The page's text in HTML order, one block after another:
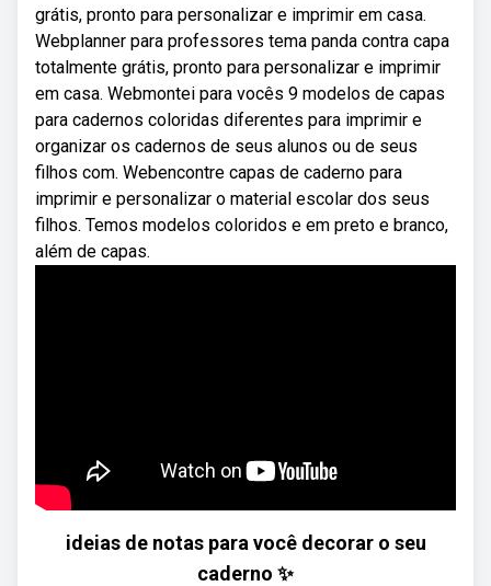
grátis, pronto para personalizar e imprimir em casa.
Webplanner para professores tema panda contra capa
totalmente grátis, pronto para personalizar e imprimir
em casa. Webmontei para vocês 9 modelos de capas
para cadernos coloridas diferentes para imprimir e
organizar os cadernos de seus alunos ou de seus
filhos com. Webencontre capas de caderno para
imprimir e personalizar o material escolar dos seus
filhos. Temos modelos coloridos e em preto e branco,
além de capas.
ideias de notas para você decorar o seu
caderno ✨